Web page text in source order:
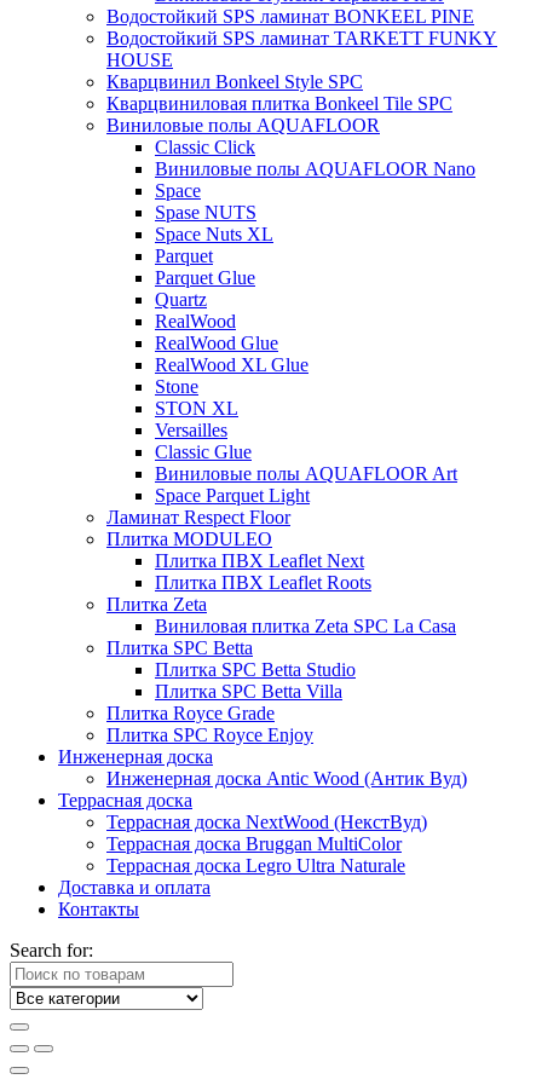
Водостойкий SPS ламинат BONKEEL PINE
Водостойкий SPS ламинат TARKETT FUNKY
HOUSE
Кварцвинил Bonkeel Style SPC
Кварцвиниловая плитка Bonkeel Tile SPC
Виниловые полы AQUAFLOOR
Classic Click
Виниловые полы AQUAFLOOR Nano
Space
Spase NUTS
Space Nuts XL
Parquet
Parquet Glue
Quartz
RealWood
RealWood Glue
RealWood XL Glue
Stone
STON XL
Versailles
Classic Glue
Виниловые полы AQUAFLOOR Art
Space Parquet Light
Ламинат Respect Floor
Плитка MODULEO
Плитка ПВХ Leaflet Next
Плитка ПВХ Leaflet Roots
Плитка Zeta
Виниловая плитка Zeta SPC La Casa
Плитка SPC Betta
Плитка SPC Betta Studio
Плитка SPC Betta Villa
Плитка Royce Grade
Плитка SPC Royce Enjoy
Инженерная доска
Инженерная доска Antic Wood (Антик Вуд)
Террасная доска
Террасная доска NextWood (НекстВуд)
Террасная доска Bruggan MultiColor
Террасная доска Legro Ultra Naturale
Доставка и оплата
Контакты
Search for: